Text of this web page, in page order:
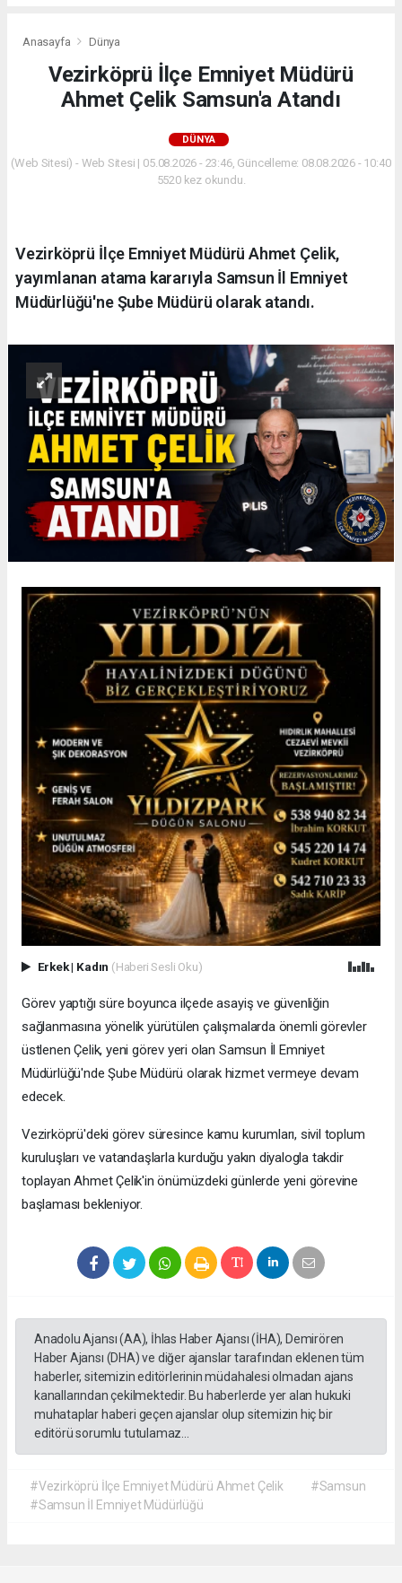
Anasayfa Dünya
Vezirköprü İlçe Emniyet Müdürü
Ahmet Çelik Samsun'a Atandı
DÜNYA
(Web Sitesi) - Web Sitesi | 05.08.2026 - 23:46, Güncelleme: 08.08.2026 - 10:40
5520 kez okundu.
Vezirköprü İlçe Emniyet Müdürü Ahmet Çelik,
yayımlanan atama kararıyla Samsun İl Emniyet
Müdürlüğü'ne Şube Müdürü olarak atandı.
Erkek| Kadın (Haberi Sesli Oku)
Görev yaptığı süre boyunca ilçede asayiş ve güvenliğin
sağlanmasına yönelik yürütülen çalışmalarda önemli görevler
üstlenen Çelik, yeni görev yeri olan Samsun İl Emniyet
Müdürlüğü'nde Şube Müdürü olarak hizmet vermeye devam
edecek.
Vezirköprü'deki görev süresince kamu kurumları, sivil toplum
kuruluşları ve vatandaşlarla kurduğu yakın diyalogla takdir
toplayan Ahmet Çelik'in önümüzdeki günlerde yeni görevine
başlaması bekleniyor.
Anadolu Ajansı (AA), İhlas Haber Ajansı (İHA), Demirören
Haber Ajansı (DHA) ve diğer ajanslar tarafından eklenen tüm
haberler, sitemizin editörlerinin müdahalesi olmadan ajans
kanallarından çekilmektedir. Bu haberlerde yer alan hukuki
muhataplar haberi geçen ajanslar olup sitemizin hiç bir
editörü sorumlu tutulamaz...
#Vezirköprü İlçe Emniyet Müdürü Ahmet Çelik
#Samsun
#Samsun İl Emniyet Müdürlüğü